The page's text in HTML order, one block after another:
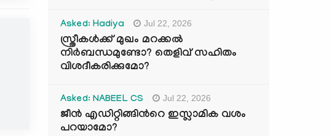
Asked: Hadiya Jul 22, 2026
സ്ത്രീകൾക്ക് മുഖം മറക്കൽ
നിർബന്ധമുണ്ടോ? തെളിവ് സഹിതം
വിശദീകരിക്കുമോ?
Asked: NABEEL CS Jul 22, 2026
ജീൻ എഡിറ്റിങ്ങിന്‍റെ ഇസ്ലാമിക വശം
പറയാമോ?